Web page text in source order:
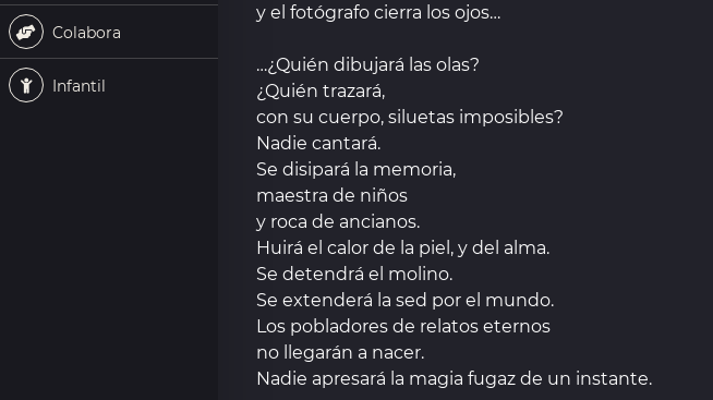
Colabora
Infantil
y el fotógrafo cierra los ojos…
…¿Quién dibujará las olas?
¿Quién trazará,
con su cuerpo, siluetas imposibles?
Nadie cantará.
Se disipará la memoria,
maestra de niños
y roca de ancianos.
Huirá el calor de la piel, y del alma.
Se detendrá el molino.
Se extenderá la sed por el mundo.
Los pobladores de relatos eternos
no llegarán a nacer.
Nadie apresará la magia fugaz de un instante.